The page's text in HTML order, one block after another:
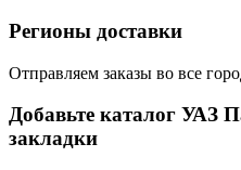
Регионы доставки
Отправляем заказы во все
Добавьте каталог УАЗ
закладки